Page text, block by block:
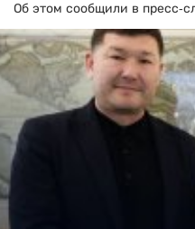
Об этом сообщили в пресс-